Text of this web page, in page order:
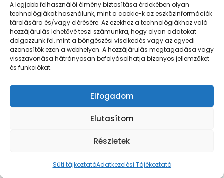
A legjobb felhasználói élmény biztosítása érdekében olyan
technológiákat használunk, mint a cookie-k az eszközinformációk
tárolására és/vagy elérésére. Az ezekhez a technológiákhoz való
hozzájárulás lehetővé teszi számunkra, hogy olyan adatokat
dolgozzunk fel, mint a böngészési viselkedés vagy az egyedi
azonosítók ezen a webhelyen. A hozzájárulás megtagadása vagy
visszavonása hátrányosan befolyásolhatja bizonyos jellemzőket
és funkciókat.
Elfogadom
Elutasítom
Részletek
Süti tájkoztatóAdatkezelési Tájékoztató
Akretterbea.huweboldalon néhány
korábbi ügyfél véleménye került
feltüntetésre az adatkezelő által nyújtott
vélemények teljes név, foglalkozás
kiírásával és képmás feltüntetésével
szerepelnek. Kizárólag akkor kerül a
teljes neve, foglalkozása, képmása (esetleg
más személyes adata) és véleménye,